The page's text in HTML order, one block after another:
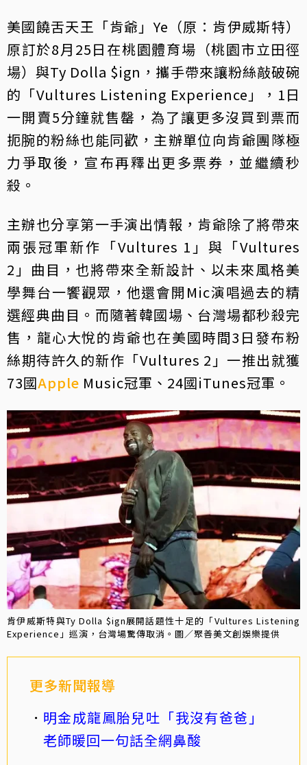
美國饒舌天王「肯爺」Ye（原：肯伊威斯特）
原訂於8月25日在桃園體育場（桃園市立田徑
場）與Ty Dolla $ign，攜手帶來讓粉絲敲破碗
的「Vultures Listening Experience」，1日
一開賣5分鐘就售罄，為了讓更多沒買到票而
扼腕的粉絲也能同歡，主辦單位向肯爺團隊極
力爭取後，宣布再釋出更多票券，並繼續秒
殺。
主辦也分享第一手演出情報，肯爺除了將帶來
兩張冠軍新作「Vultures 1」與「Vultures
2」曲目，也將帶來全新設計、以未來風格美
學舞台一饗觀眾，他還會開Mic演唱過去的精
選經典曲目。而隨著韓國場、台灣場都秒殺完
售，龍心大悅的肯爺也在美國時間3日發布粉
絲期待許久的新作「Vultures 2」一推出就獲
73國Apple Music冠軍、24國iTunes冠軍。
肯伊威斯特與Ty Dolla $ign展開話題性十足的「Vultures Listening
Experience」巡演，台灣場驚傳取消。圖／聚善美文創娛樂提供
更多新聞報導
明金成龍鳳胎兒吐「我沒有爸爸」
老師暖回一句話全網鼻酸